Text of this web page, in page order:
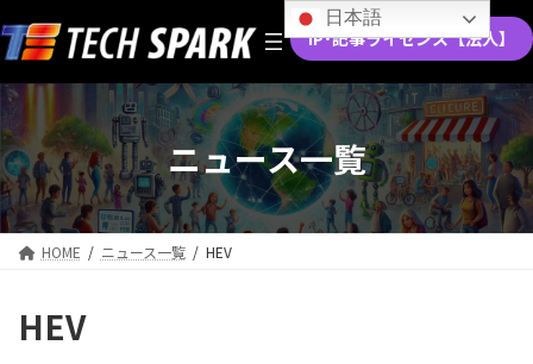
ン
テ
ン
ツ
へ
ス
キ
ッ
プ
ビ
ゲ
ー
シ
ョ
ン
に
移
動
IP･記事ライセンス【法人】
ニュース一覧
HOME ニュース一覧 HEV
HEV
日本語